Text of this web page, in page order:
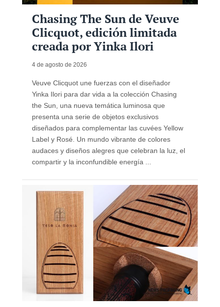
Chasing The Sun de Veuve
Clicquot, edición limitada
creada por Yinka Ilori
4 de agosto de 2026
Veuve Clicquot une fuerzas con el diseñador
Yinka Ilori para dar vida a la colección Chasing
the Sun, una nueva temática luminosa que
presenta una serie de objetos exclusivos
diseñados para complementar las cuvées Yellow
Label y Rosé. Un mundo vibrante de colores
audaces y diseños alegres que celebran la luz, el
compartir y la inconfundible energía ...